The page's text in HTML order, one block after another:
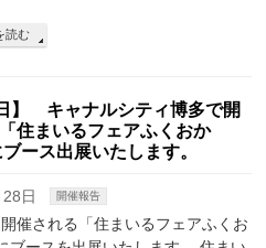
読む
】 キャナルシティ博多で開
住まいるフェアふくおか
ース出展いたします。
日 開催報告
催される「住まいるフェアふくお